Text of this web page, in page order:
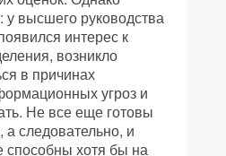
у высшего руководства
интерес к
возникло
в причинах
угроз и
Не все еще готовы
а следовательно, и
способны хотя бы на